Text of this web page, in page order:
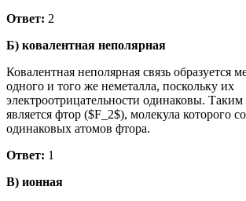
Ответ: 2
Б) ковалентная неполярная
Ковалентная неполярная связь образуется
одного и того же неметалла, поскольку их
электроотрицательности одинаковы.
является фтор ($F_2$), молекула которого
одинаковых атомов фтора.
Ответ: 1
В) ионная